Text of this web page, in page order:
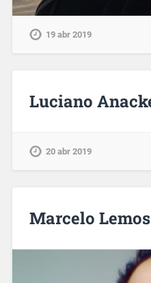
19 abr 2019
Luciano
20 abr 2019
Marcelo